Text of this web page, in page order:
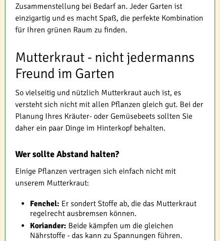
Zusammenstellung bei Bedarf an. Jeder Garten ist
einzigartig und es macht Spaß, die perfekte Kombination
für Ihren grünen Raum zu finden.
Mutterkraut - nicht jedermanns
Freund im Garten
So vielseitig und nützlich Mutterkraut auch ist, es
versteht sich nicht mit allen Pflanzen gleich gut. Bei der
Planung Ihres Kräuter- oder Gemüsebeets sollten Sie
daher ein paar Dinge im Hinterkopf behalten.
Wer sollte Abstand halten?
Einige Pflanzen vertragen sich einfach nicht mit
unserem Mutterkraut:
Fenchel: Er sondert Stoffe ab, die das Mutterkraut
regelrecht ausbremsen können.
Koriander: Beide kämpfen um die gleichen
Nährstoffe - das kann zu Spannungen führen.